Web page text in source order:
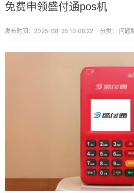
免费申领盛付通pos机
发布时间：2025-08-25 10:08:22 分类： 问题